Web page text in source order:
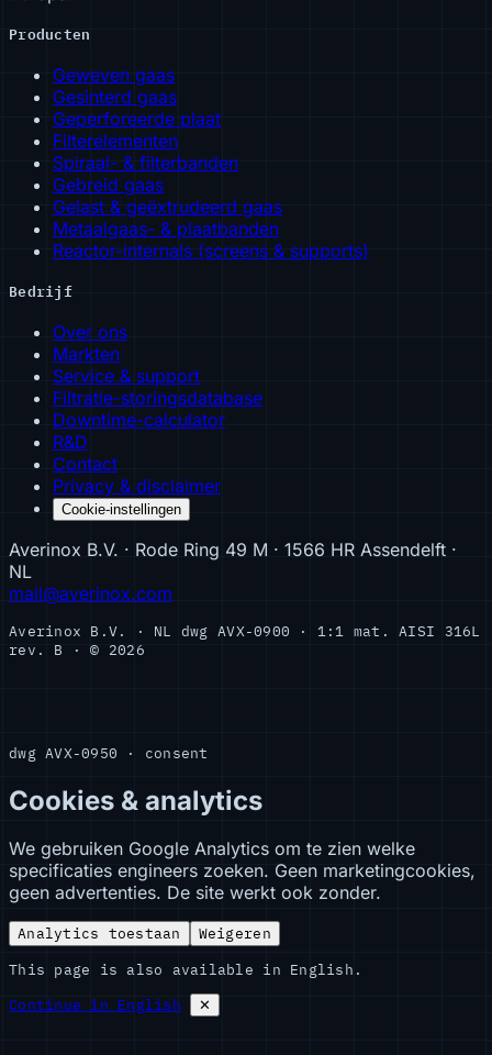
Producten
Geweven gaas
Gesinterd gaas
Geperforeerde plaat
Filterelementen
Spiraal- & filterbanden
Gebreid gaas
Gelast & geëxtrudeerd gaas
Metaalgaas- & plaatbanden
Reactor-internals (screens & supports)
Bedrijf
Over ons
Markten
Service & support
Filtratie-storingsdatabase
Downtime-calculator
R&D
Contact
Privacy & disclaimer
Cookie-instellingen
Averinox B.V. · Rode Ring 49 M · 1566 HR Assendelft ·
NL
mail@averinox.com
Averinox B.V. · NL dwg AVX-0900 · 1:1 mat. AISI 316L
rev. B · © 2026
dwg AVX-0950 · consent
Cookies & analytics
We gebruiken Google Analytics om te zien welke
specificaties engineers zoeken. Geen marketingcookies,
geen advertenties. De site werkt ook zonder.
Analytics toestaan
Weigeren
This page is also available in English.
Continue in English
✕